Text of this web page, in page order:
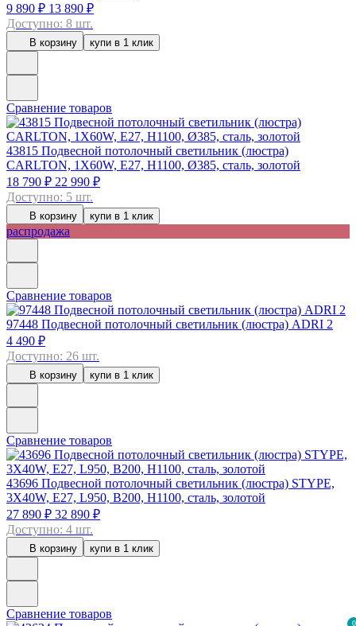
0
9 890 ₽ 13 890 ₽
Доступно: 8 шт.
В корзину купи в 1 клик
Сравнение товаров
43815 Подвесной потолочный светильник (люстра)
CARLTON, 1Х60W, E27, H1100, Ø385, сталь, золотой
18 790 ₽ 22 990 ₽
Доступно: 5 шт.
В корзину купи в 1 клик
распродажа
Сравнение товаров
97448 Подвесной потолочный светильник (люстра) ADRI 2
4 490 ₽
Доступно: 26 шт.
В корзину купи в 1 клик
Сравнение товаров
43696 Подвесной потолочный светильник (люстра) STYPE,
3Х40W, E27, L950, B200, H1100, сталь, золотой
27 890 ₽ 32 890 ₽
Доступно: 4 шт.
В корзину купи в 1 клик
Сравнение товаров